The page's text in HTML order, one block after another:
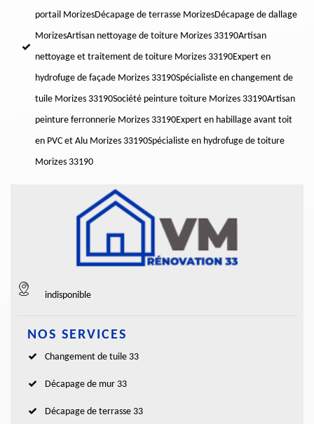
portail MorizesDécapage de terrasse MorizesDécapage de dallage
MorizesArtisan nettoyage de toiture Morizes 33190Artisan
nettoyage et traitement de toiture Morizes 33190Expert en
hydrofuge de façade Morizes 33190Spécialiste en changement de
tuile Morizes 33190Société peinture toiture Morizes 33190Artisan
peinture ferronnerie Morizes 33190Expert en habillage avant toit
en PVC et Alu Morizes 33190Spécialiste en hydrofuge de toiture
Morizes 33190
indisponible
NOS SERVICES
Changement de tuile 33
Décapage de mur 33
Décapage de terrasse 33